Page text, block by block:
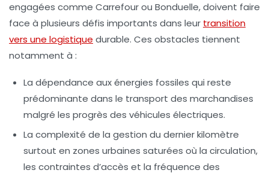
engagées comme Carrefourou Bonduelle, doivent faire
face à plusieurs défis importants dans leur transition
vers une logistique durable. Ces obstacles tiennent
notamment à :
La dépendance aux énergies fossiles qui reste
prédominante dans le transport des marchandises
malgré les progrès des véhicules électriques.
La complexité de la gestion du dernier kilomètre
surtout en zones urbaines saturées où la circulation,
les contraintes d’accès et la fréquence des